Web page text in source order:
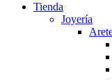
Tienda
Joyería